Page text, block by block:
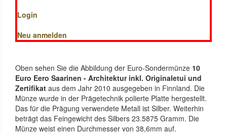
Login
Neu anmelden
Oben sehen Sie die Abbildung der Euro-Sondermünze 10
Euro Eero Saarinen - Architektur inkl. Originaletui und
Zertifikat aus dem Jahr 2010 ausgegeben in Finnland. Die
Münze wurde in der Prägetechnik polierte Platte hergestellt.
Das für die Prägung verwendete Metall ist Silber. Weiterhin
beträgt das Feingewicht des Silbers 23.5875 Gramm. Die
Münze weist einen Durchmesser von 38,6mm auf.